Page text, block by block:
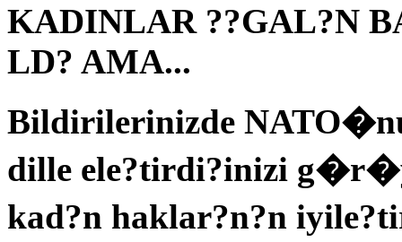
KADINLAR ??GAL?N
LD? AMA...
Bildirilerinizde
dille ele?tirdi?inizi
kad?n haklar?n?n